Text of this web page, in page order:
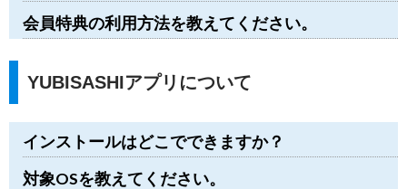
会員特典の利用方法を教えてください。
YUBISASHIアプリについて
インストールはどこでできますか？
対象OSを教えてください。